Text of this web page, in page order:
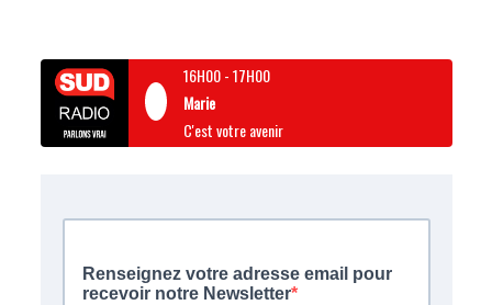
16H00-17H00
Marie
C'est votre avenir